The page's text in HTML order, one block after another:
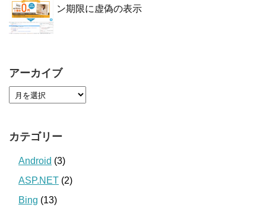
ン期限に虚偽の表示
アーカイブ
カテゴリー
Android (3)
ASP.NET (2)
Bing (13)